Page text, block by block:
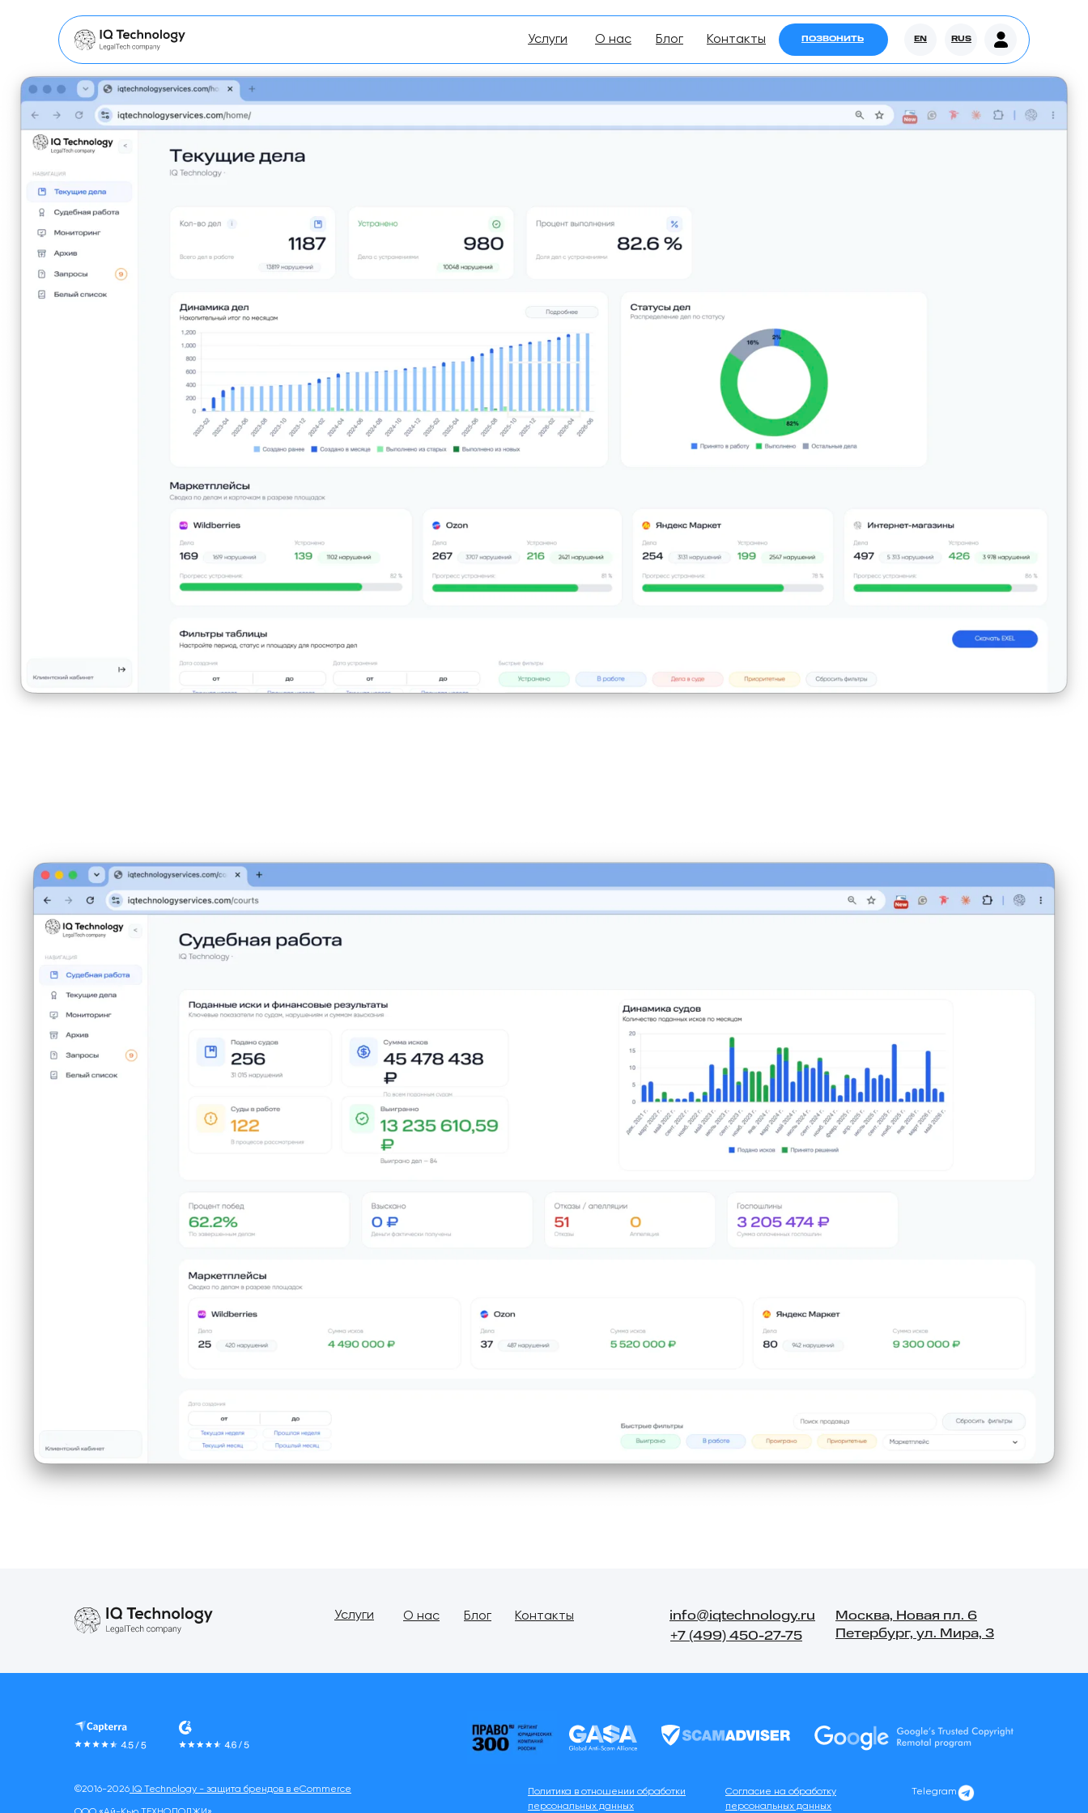
О нас Блог Контакты EN RUS
ПОЗВОНИТЬ
Услуги
Услуги О нас Блог Контакты
©2016-2026 IQ Technology - защита брендов в eCommerce
Политика в отношении обработки
персональных данных
Согласие на обработку
персональных данных
Telegram
info@iqtechnology.ru
+7 (499) 450-27-75
Москва, Новая пл. 6
Петербург, ул. Мира, 3